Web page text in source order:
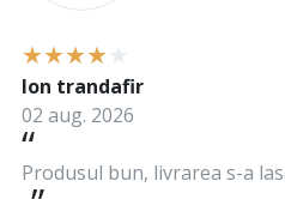
Produsul bun, livrarea s-a
Ion trandafir
02 aug. 2026